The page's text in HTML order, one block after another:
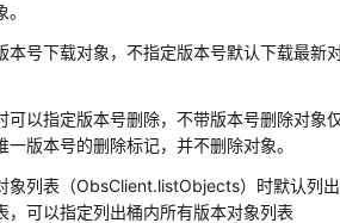
本号下载对象，不指定版本号默认下载最新
可以指定版本号删除，不带版本号删除对象
一版本号的删除标记，并不删除对象。
象列表（ObsClient.listObjects）时默认列
，可以指定列出桶内所有版本对象列表